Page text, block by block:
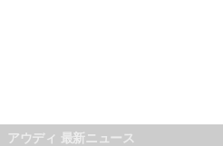
アウディ 最新ニュース